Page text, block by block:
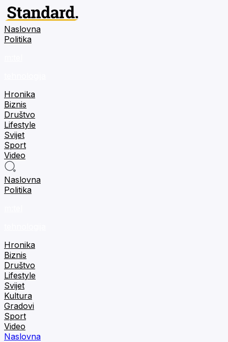
Naslovna
Politika
Hronika
Biznis
Društvo
Lifestyle
Svijet
Sport
Video
Naslovna
Politika
Hronika
Biznis
Društvo
Lifestyle
Svijet
Kultura
Gradovi
Sport
Video
Naslovna